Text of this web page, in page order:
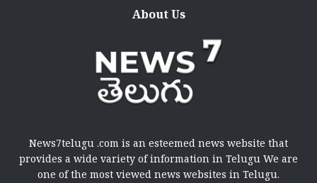
About Us
News7telugu .com is an esteemed news website that
provides a wide variety of information in Telugu We are
one of the most viewed news websites in Telugu.